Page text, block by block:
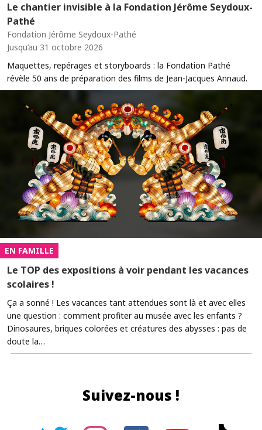
Le chantier invisible à la Fondation Jérôme Seydoux-
Pathé
Fondation Jérôme Seydoux-Pathé
Jusqu’au 31 octobre 2026
Maquettes, repérages et storyboards : la Fondation Pathé
révèle 50 ans de préparation des films de Jean-Jacques Annaud.
EN FAMILLE
Le TOP des expositions à voir pendant les vacances
scolaires !
Ça a sonné ! Les vacances tant attendues sont là et avec elles
une question : comment profiter au musée avec les enfants ?
Dinosaures, briques colorées et créatures des abysses : pas de
doute la…
Suivez-nous !